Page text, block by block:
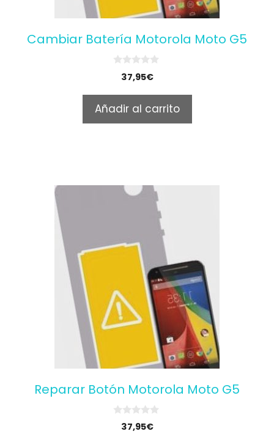
Cambiar Batería Motorola Moto G5
o
f
5
37,95€
Añadir al carrito
Reparar Botón Motorola Moto G5
37,95€